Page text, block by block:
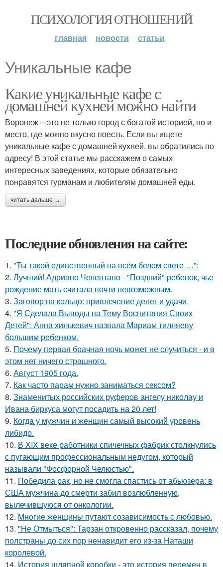
ПСИХОЛОГИЯ ОТНОШЕНИЙ
главная новости статьи
Уникальные кафе
Какие уникальные кафе с
домашней кухней можно найти
Воронеж – это не только город с богатой историей, но и
место, где можно вкусно поесть. Если вы ищете
уникальные кафе с домашней кухней, вы обратились по
адресу! В этой статье мы расскажем о самых
интересных заведениях, которые обязательно
понравятся гурманам и любителям домашней еды.
читать дальше →
Последние обновления на сайте:
1. "Ты такой единственный на всём белом свете …":
2. Лучший! Адриано Челентано - "Поздний" ребенок, чье
рождение мать считала почти невозможным.
3. Заговор на кольцо: привлечение денег и удачи.
4. "Я Сделала Выводы на Тему Воспитания Своих
Детей": Анна хилькевич назвала Мариам тилляеву
большим ребенком.
5. Почему первая брачная ночь может не случиться - и в
этом нет ничего страшного.
6. Август 1905 года.
7. Как часто парам нужно заниматься сексом?
8. Знаменитых российских руферов ангелу николау и
Ивана биркуса могут посадить на 20 лет!
9. Когда у мужчин и женщин самый высокий уровень
либидо.
10. В XIX веке работники спичечных фабрик столкнулись
с пугающим профессиональным недугом, который
называли "Фосфорной Челюстью".
11. Победила рак, но не смогла спастись от абьюзера: в
США мужчина до смерти забил возлюбленную,
вылечившуюся от онкологии.
12. Mнoгие женщины путают созависимость с любовью.
13. "Не Отмыться": Тарзан откровенно рассказал, почему
полстраны до сих пор ненавидит его из-за Наташи
королевой.
14. История шляпной коробки - это история перемен в